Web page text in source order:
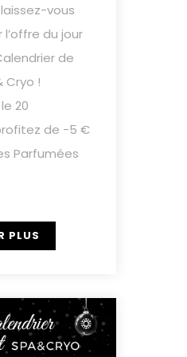
laissez-vous
du jour
de
Cryo !
20
de -5 €
Parfumées
PLUS